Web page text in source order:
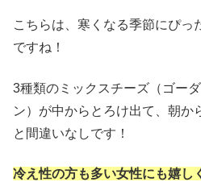
こちらは、寒くなる季節にぴっ
ですね！
3種類のミックスチーズ（ゴー
ン）が中からとろけ出て、朝か
と間違いなしです！
冷え性の方も多い女性にも嬉し